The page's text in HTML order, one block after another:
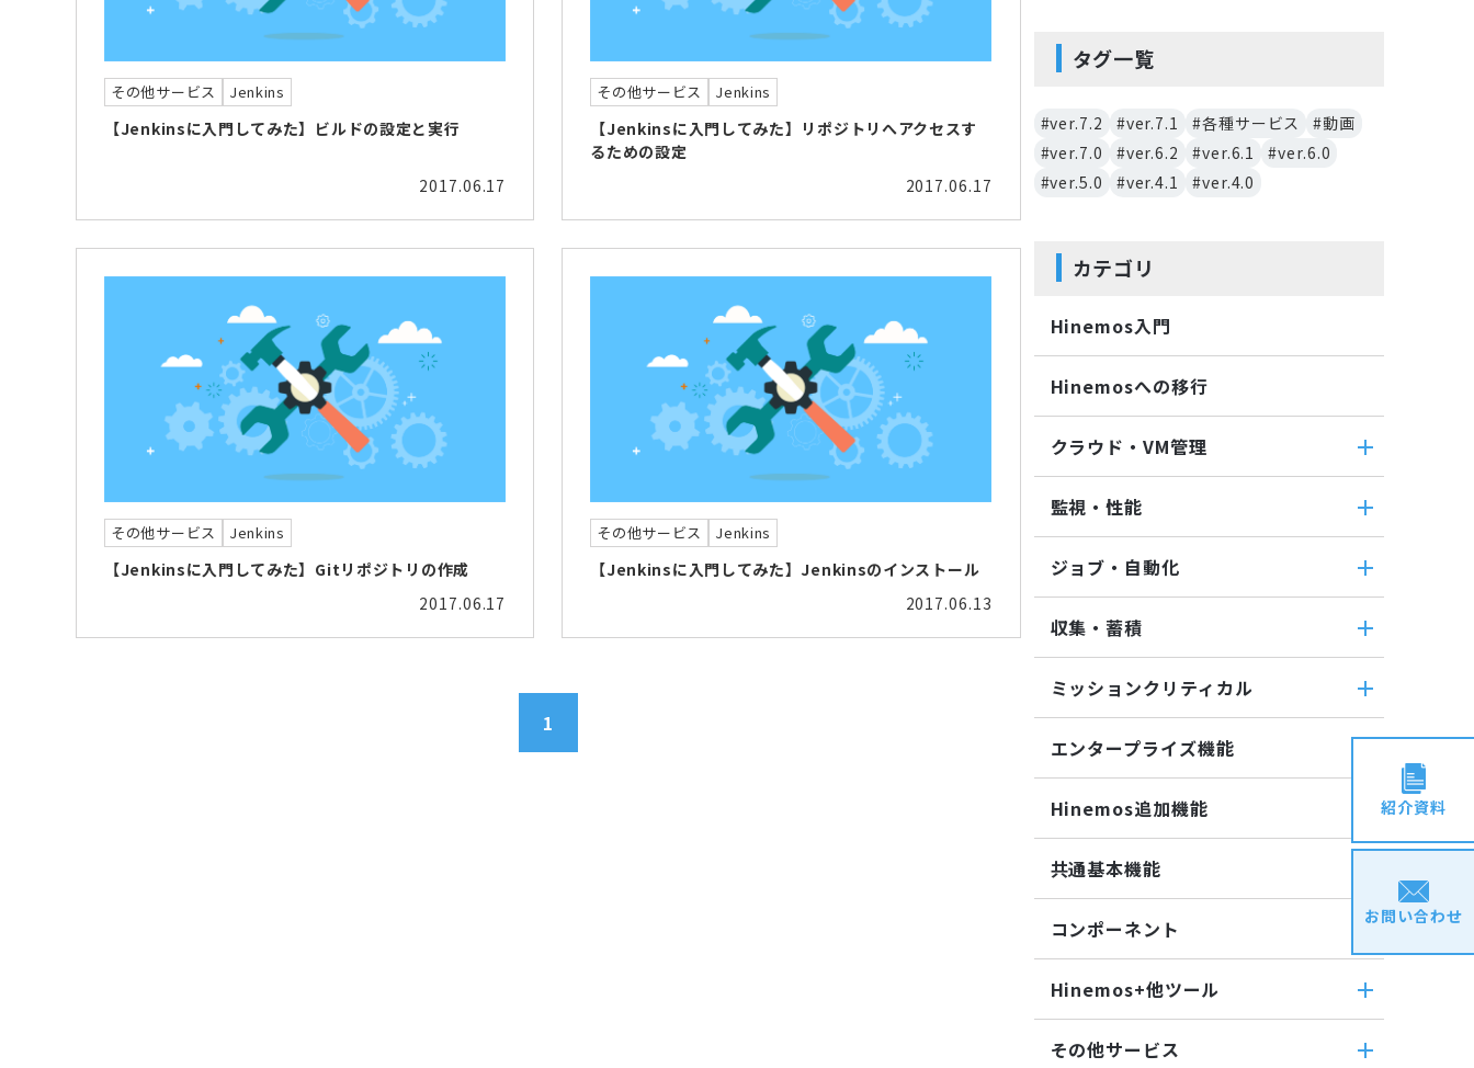
その他サービス Jenkins
【Jenkinsに入門してみた】ビルドの設定と実行
2017.06.17
その他サービス Jenkins
【Jenkinsに入門してみた】リポジトリへアクセスす
るための設定
2017.06.17
その他サービス Jenkins
【Jenkinsに入門してみた】Gitリポジトリの作成
2017.06.17
その他サービス Jenkins
【Jenkinsに入門してみた】Jenkinsのインストール
2017.06.13
1
タグ一覧
#ver.7.2 #ver.7.1 #各種サービス
#動画
#ver.7.0
#ver.6.2 #ver.6.1
#ver.6.0
#ver.5.0
#ver.4.1 #ver.4.0
カテゴリ
Hinemos入門
Hinemosへの移行
クラウド・VM管理
クラウド管理機能(AWS)
監視・性能
カスタムトラップ監視
バイナリファイル監視
収集値統合監視
相関係数監視
ログ件数監視
システムログ監視
JMX監視
SNMP監視
HTTP監視
ジョブ・自動化
コマンドジョブ
参照ジョブ
環境構築機能
ジョブセッション
実行契機
ジョブ連携送信ジョブ
ファイルチェックジョブ
収集・蓄積
ダウンロード
蓄積
収集
ミッションクリティカル
ミッションクリティカル
エンタープライズ機能
Grafana
レポーティング
ノードマップ
ジョブマップ
Hinemos追加機能
ード
Hinemosセキュリティオプション
共通基本機能
メンテナンス
アカウント
コンポーネント
Hinemosクライアント
Hinemos+他ツール
その他サービス
紹介資料
お問い合わせ